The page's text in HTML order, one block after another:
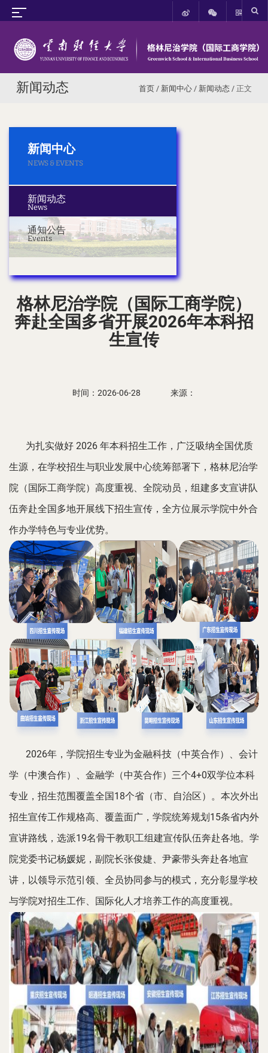
新闻动态 首页 / 新闻中心 / 新闻动态 / 正文
新闻中心
NEWS & EVENTS
新闻动态
News
通知公告
Events
格林尼治学院（国际工商学院）
奔赴全国多省开展2026年本科招
生宣传
时间：2026-06-28 来源：
为扎实做好 2026 年本科招生工作，广泛吸纳全国优质
生源，在学校招生与职业发展中心统筹部署下，格林尼治学
院（国际工商学院）高度重视、全院动员，组建多支宣讲队
伍奔赴全国多地开展线下招生宣传，全方位展示学院中外合
作办学特色与专业优势。
2026年，学院招生专业为金融科技（中英合作）、会计
学（中澳合作）、金融学（中英合作）三个4+0双学位本科
专业，招生范围覆盖全国18个省（市、自治区）。本次外出
招生宣传工作规格高、覆盖面广，学院统筹规划15条省内外
宣讲路线，选派19名骨干教职工组建宣传队伍奔赴各地。 学
院党委书记杨媛妮，副院长张俊婕、尹豪带头奔赴各地宣
讲，以领导示范引领、全员协同参与的模式，充分彰显学校
与学院对招生工作、国际化人才培养工作的高度重视。